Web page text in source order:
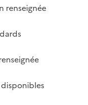
renseignée